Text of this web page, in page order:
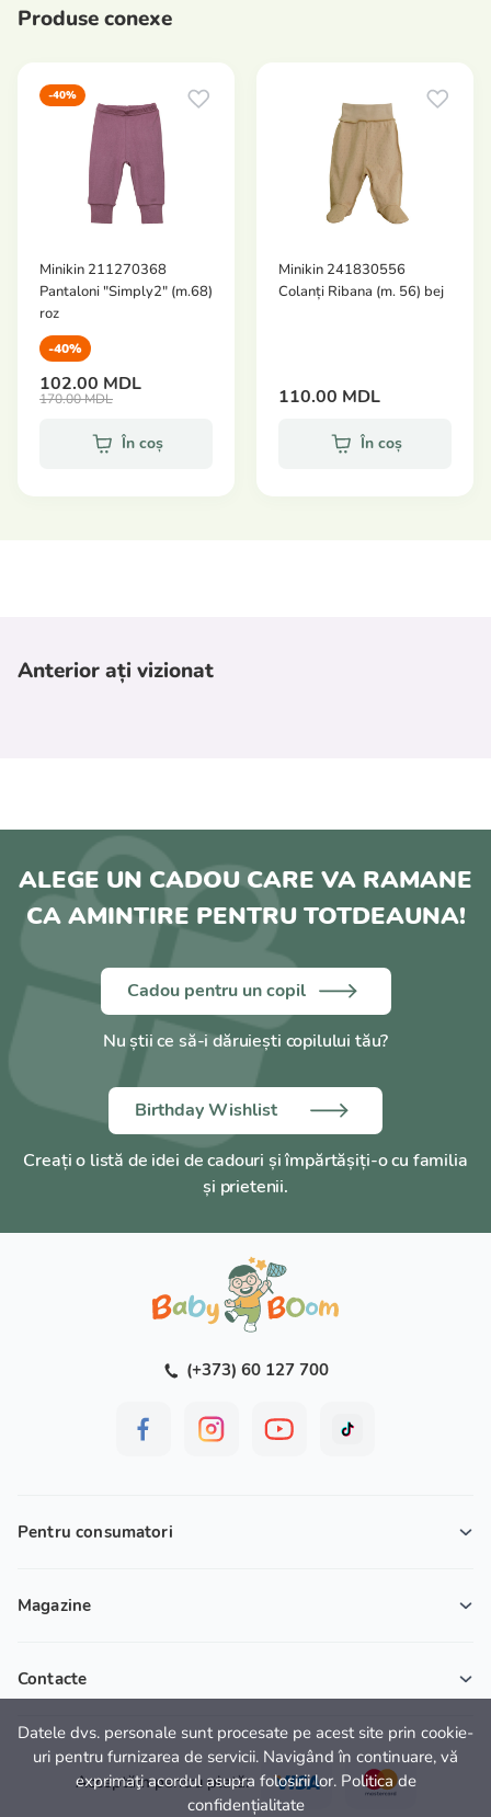
Produse conexe
-40%
Minikin 211270368
Pantaloni "Simply2" (m.68)
roz
-40%
102.00 MDL
170.00 MDL
În coș
Minikin 241830556
Colanți Ribana (m. 56) bej
110.00 MDL
În coș
Anterior ați vizionat
ALEGE UN CADOU CARE VA RAMANE
CA AMINTIRE PENTRU TOTDEAUNA!
Cadou pentru un copil
Nu știi ce să-i dăruiești copilului tău?
Birthday Wishlist
Creați o listă de idei de cadouri și împărtășiți-o cu familia
și prietenii.
(+373) 60 127 700
Pentru consumatori
Magazine
Contacte
Acceptăm pentru plată:
Datele dvs. personale sunt procesate pe acest site prin cookie-
uri pentru furnizarea de servicii. Navigând în continuare, vă
exprimaţi acordul asupra folosirii lor. Politica de
confidențialitate